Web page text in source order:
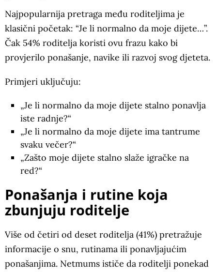
Najpopularnija pretraga među roditeljima je
klasični početak: “Je li normalno da moje dijete…”.
Čak 54% roditelja koristi ovu frazu kako bi
provjerilo ponašanje, navike ili razvoj svog djeteta.
Primjeri uključuju:
„Je li normalno da moje dijete stalno ponavlja
iste radnje?“
„Je li normalno da moje dijete ima tantrume
svaku večer?“
„Zašto moje dijete stalno slaže igračke na
red?“
Ponašanja i rutine koja
zbunjuju roditelje
Više od četiri od deset roditelja (41%) pretražuje
informacije o snu, rutinama ili ponavljajućim
ponašanjima. Netmums ističe da roditelji ponekad